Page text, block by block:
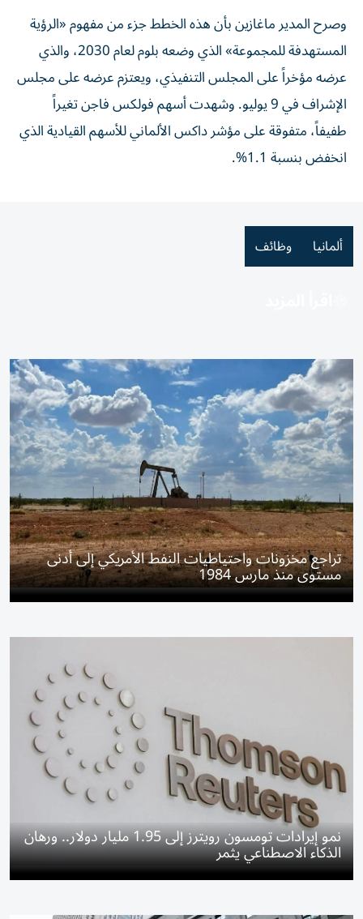
وصرح المدير ماغازين بأن هذه الخطط جزء من مفهوم «الرؤية
المستهدفة للمجموعة» الذي وضعه بلوم لعام 2030، والذي
عرضه مؤخراً على المجلس التنفيذي، ويعتزم عرضه على مجلس
الإشراف في 9 يوليو. وشهدت أسهم فولكس فاجن تغيراً
طفيفاً، متفوقة على مؤشر داكس الألماني للأسهم القيادية الذي
انخفض بنسبة 1.1%.
ألمانيا وظائف
تراجع مخزونات واحتياطيات النفط الأمريكي إلى أدنى
مستوى منذ مارس 1984
نمو إيرادات تومسون رويترز إلى 1.95 مليار دولار.. ورهان
الذكاء الاصطناعي يثمر